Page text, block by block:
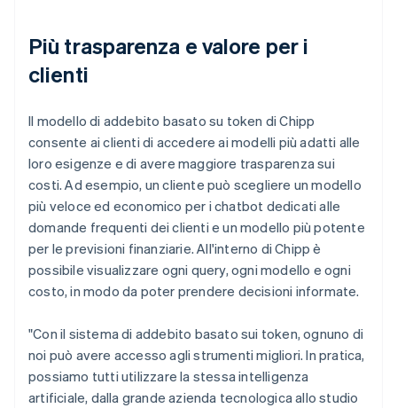
Più trasparenza e valore per i
clienti
Il modello di addebito basato su token di Chipp
consente ai clienti di accedere ai modelli più adatti alle
loro esigenze e di avere maggiore trasparenza sui
costi. Ad esempio, un cliente può scegliere un modello
più veloce ed economico per i chatbot dedicati alle
domande frequenti dei clienti e un modello più potente
per le previsioni finanziarie. All'interno di Chipp è
possibile visualizzare ogni query, ogni modello e ogni
costo, in modo da poter prendere decisioni informate.
"Con il sistema di addebito basato sui token, ognuno di
noi può avere accesso agli strumenti migliori. In pratica,
possiamo tutti utilizzare la stessa intelligenza
artificiale, dalla grande azienda tecnologica allo studio